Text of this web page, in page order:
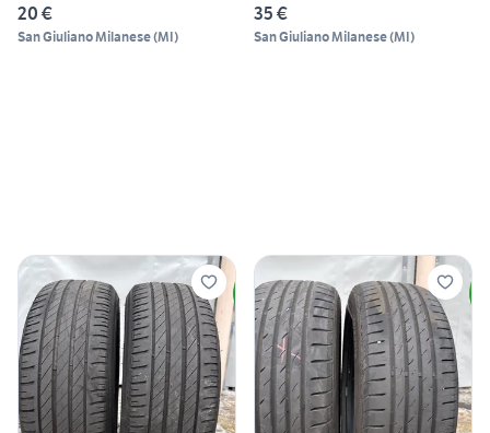
20 €
San Giuliano Milanese(MI)
35 €
San Giuliano Milanese(MI)